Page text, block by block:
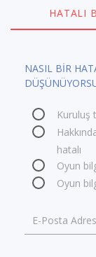
HATALI
NASIL BİR
Kuruluş
hatalı
Oyun
Oyun
E-Posta